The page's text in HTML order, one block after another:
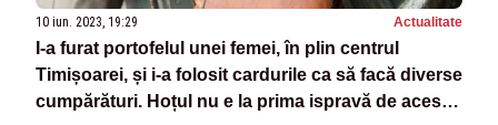
10 iun. 2023, 19:29 Actualitate
I-a furat portofelul unei femei, în plin centrul
Timișoarei, și i-a folosit cardurile ca să facă diverse
cumpărături. Hoțul nu e la prima ispravă de acest